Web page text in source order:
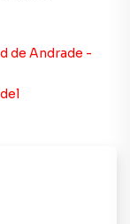
de Andrade -